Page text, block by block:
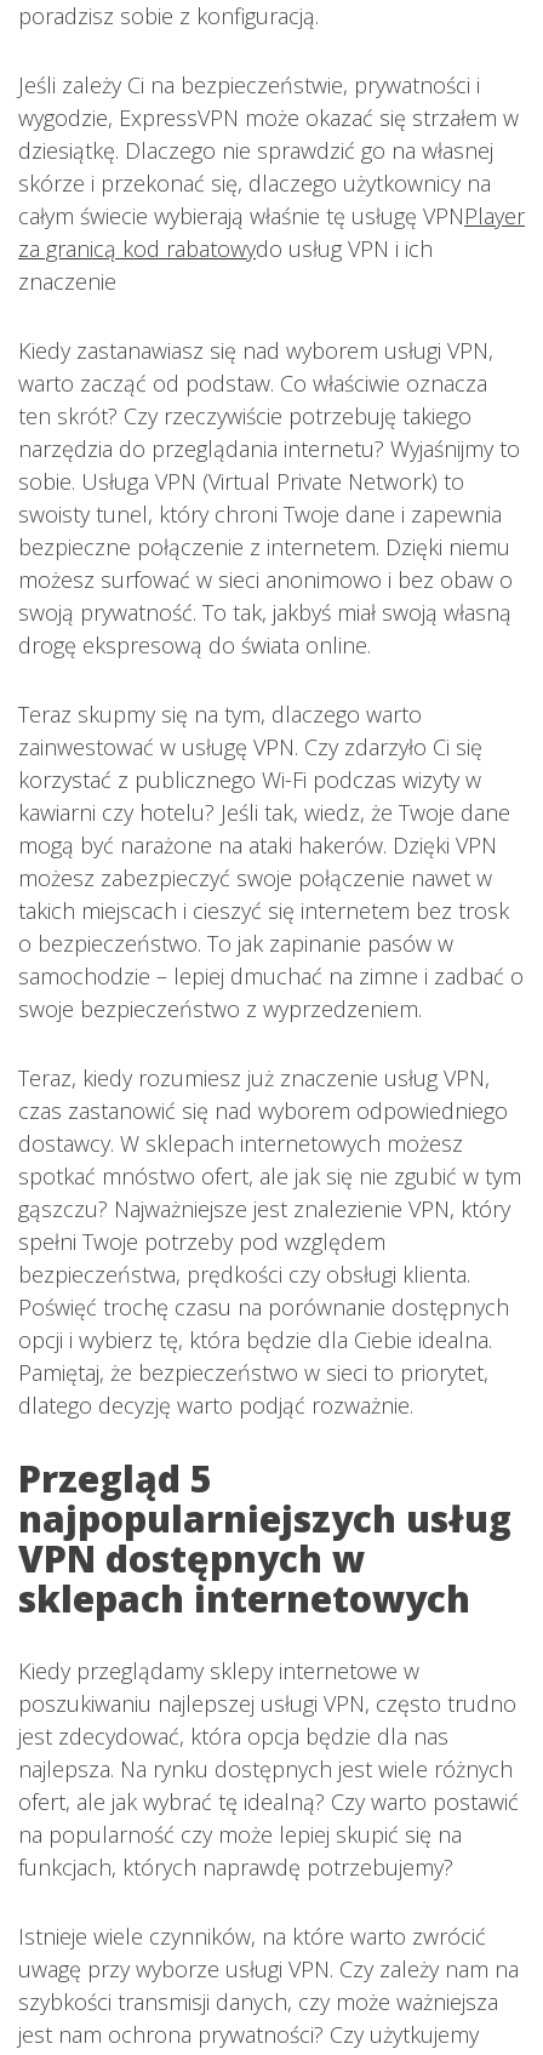
poradzisz sobie z konfiguracją.
Jeśli zależy Ci na bezpieczeństwie, prywatności i
wygodzie, ExpressVPN może okazać się strzałem w
dziesiątkę. Dlaczego nie sprawdzić go na własnej
skórze i przekonać się, dlaczego użytkownicy na
całym świecie wybierają właśnie tę usługę VPNPlayer
za granicą kod rabatowydo usług VPN i ich
znaczenie
Kiedy zastanawiasz się nad wyborem usługi VPN,
warto zacząć od podstaw. Co właściwie oznacza
ten skrót? Czy rzeczywiście potrzebuję takiego
narzędzia do przeglądania internetu? Wyjaśnijmy to
sobie. Usługa VPN (Virtual Private Network) to
swoisty tunel, który chroni Twoje dane i zapewnia
bezpieczne połączenie z internetem. Dzięki niemu
możesz surfować w sieci anonimowo i bez obaw o
swoją prywatność. To tak, jakbyś miał swoją własną
drogę ekspresową do świata online.
Teraz skupmy się na tym, dlaczego warto
zainwestować w usługę VPN. Czy zdarzyło Ci się
korzystać z publicznego Wi-Fi podczas wizyty w
kawiarni czy hotelu? Jeśli tak, wiedz, że Twoje dane
mogą być narażone na ataki hakerów. Dzięki VPN
możesz zabezpieczyć swoje połączenie nawet w
takich miejscach i cieszyć się internetem bez trosk
o bezpieczeństwo. To jak zapinanie pasów w
samochodzie – lepiej dmuchać na zimne i zadbać o
swoje bezpieczeństwo z wyprzedzeniem.
Teraz, kiedy rozumiesz już znaczenie usług VPN,
czas zastanowić się nad wyborem odpowiedniego
dostawcy. W sklepach internetowych możesz
spotkać mnóstwo ofert, ale jak się nie zgubić w tym
gąszczu? Najważniejsze jest znalezienie VPN, który
spełni Twoje potrzeby pod względem
bezpieczeństwa, prędkości czy obsługi klienta.
Poświęć trochę czasu na porównanie dostępnych
opcji i wybierz tę, która będzie dla Ciebie idealna.
Pamiętaj, że bezpieczeństwo w sieci to priorytet,
dlatego decyzję warto podjąć rozważnie.
Przegląd 5
najpopularniejszych usług
VPN dostępnych w
sklepach internetowych
Kiedy przeglądamy sklepy internetowe w
poszukiwaniu najlepszej usługi VPN, często trudno
jest zdecydować, która opcja będzie dla nas
najlepsza. Na rynku dostępnych jest wiele różnych
ofert, ale jak wybrać tę idealną? Czy warto postawić
na popularność czy może lepiej skupić się na
funkcjach, których naprawdę potrzebujemy?
Istnieje wiele czynników, na które warto zwrócić
uwagę przy wyborze usługi VPN. Czy zależy nam na
szybkości transmisji danych, czy może ważniejsza
jest nam ochrona prywatności? Czy użytkujemy